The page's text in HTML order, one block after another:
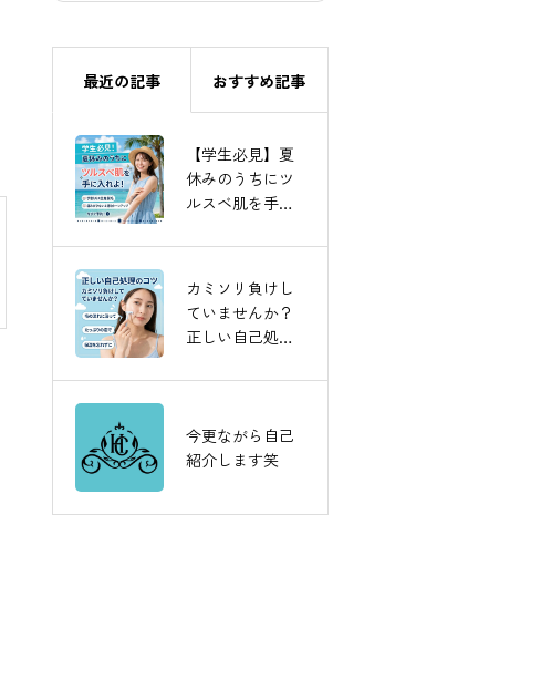
最近の記事 おすすめ記事
【学生必見】夏
休みのうちにツ
ルスベ肌を手に
カミソリ負けし
ていませんか？
正しい自己処理
今更ながら自己
紹介します笑
即効性抜群◎艶
肌WAXのご紹介
【モニター様の
ご紹介】
毛穴はなくなら
ないのさ！！！